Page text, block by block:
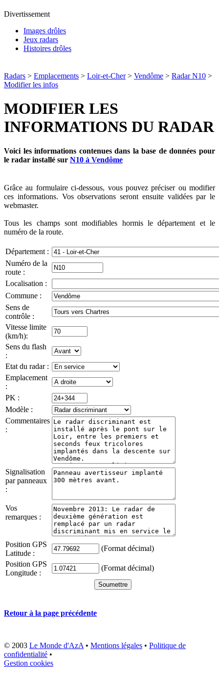
Divertissement
Images drôles
Jeux radars
Histoires drôles
Radars > Emplacements > Loir-et-Cher> Vendôme > Radar N10 >
Modifier les infos
MODIFIER LES
INFORMATIONS DU RADAR
Voici les informations contenues dans la base de données pour
le radar installé sur N10 à Vendôme
Grâce au formulaire ci-dessous, vous pouvez préciser ou modifier
ces informations. Vos observations seront ensuite validées par le
webmaster.
Tous les champs sont modifiables hormis le département et le
numéro de la route.
Département :
Numéro de la
route :
Localisation :
Commune :
Sens de
contrôle :
Vitesse limite
(km/h):
Sens du flash
:
Etat du radar :
Emplacement
:
PK :
Modèle :
Commentaires
:
Signalisation
par panneaux
:
Vos
remarques :
Position GPS
Latitude :
(Format décimal)
Position GPS
Longitude :
(Format décimal)
Retour à la page précédente
© 2003 Le Monde d'AzA • Mentions légales • Politique de
confidentialité •
Gestion cookies